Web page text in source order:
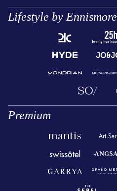
Lifestyle by Ennismore
Premium